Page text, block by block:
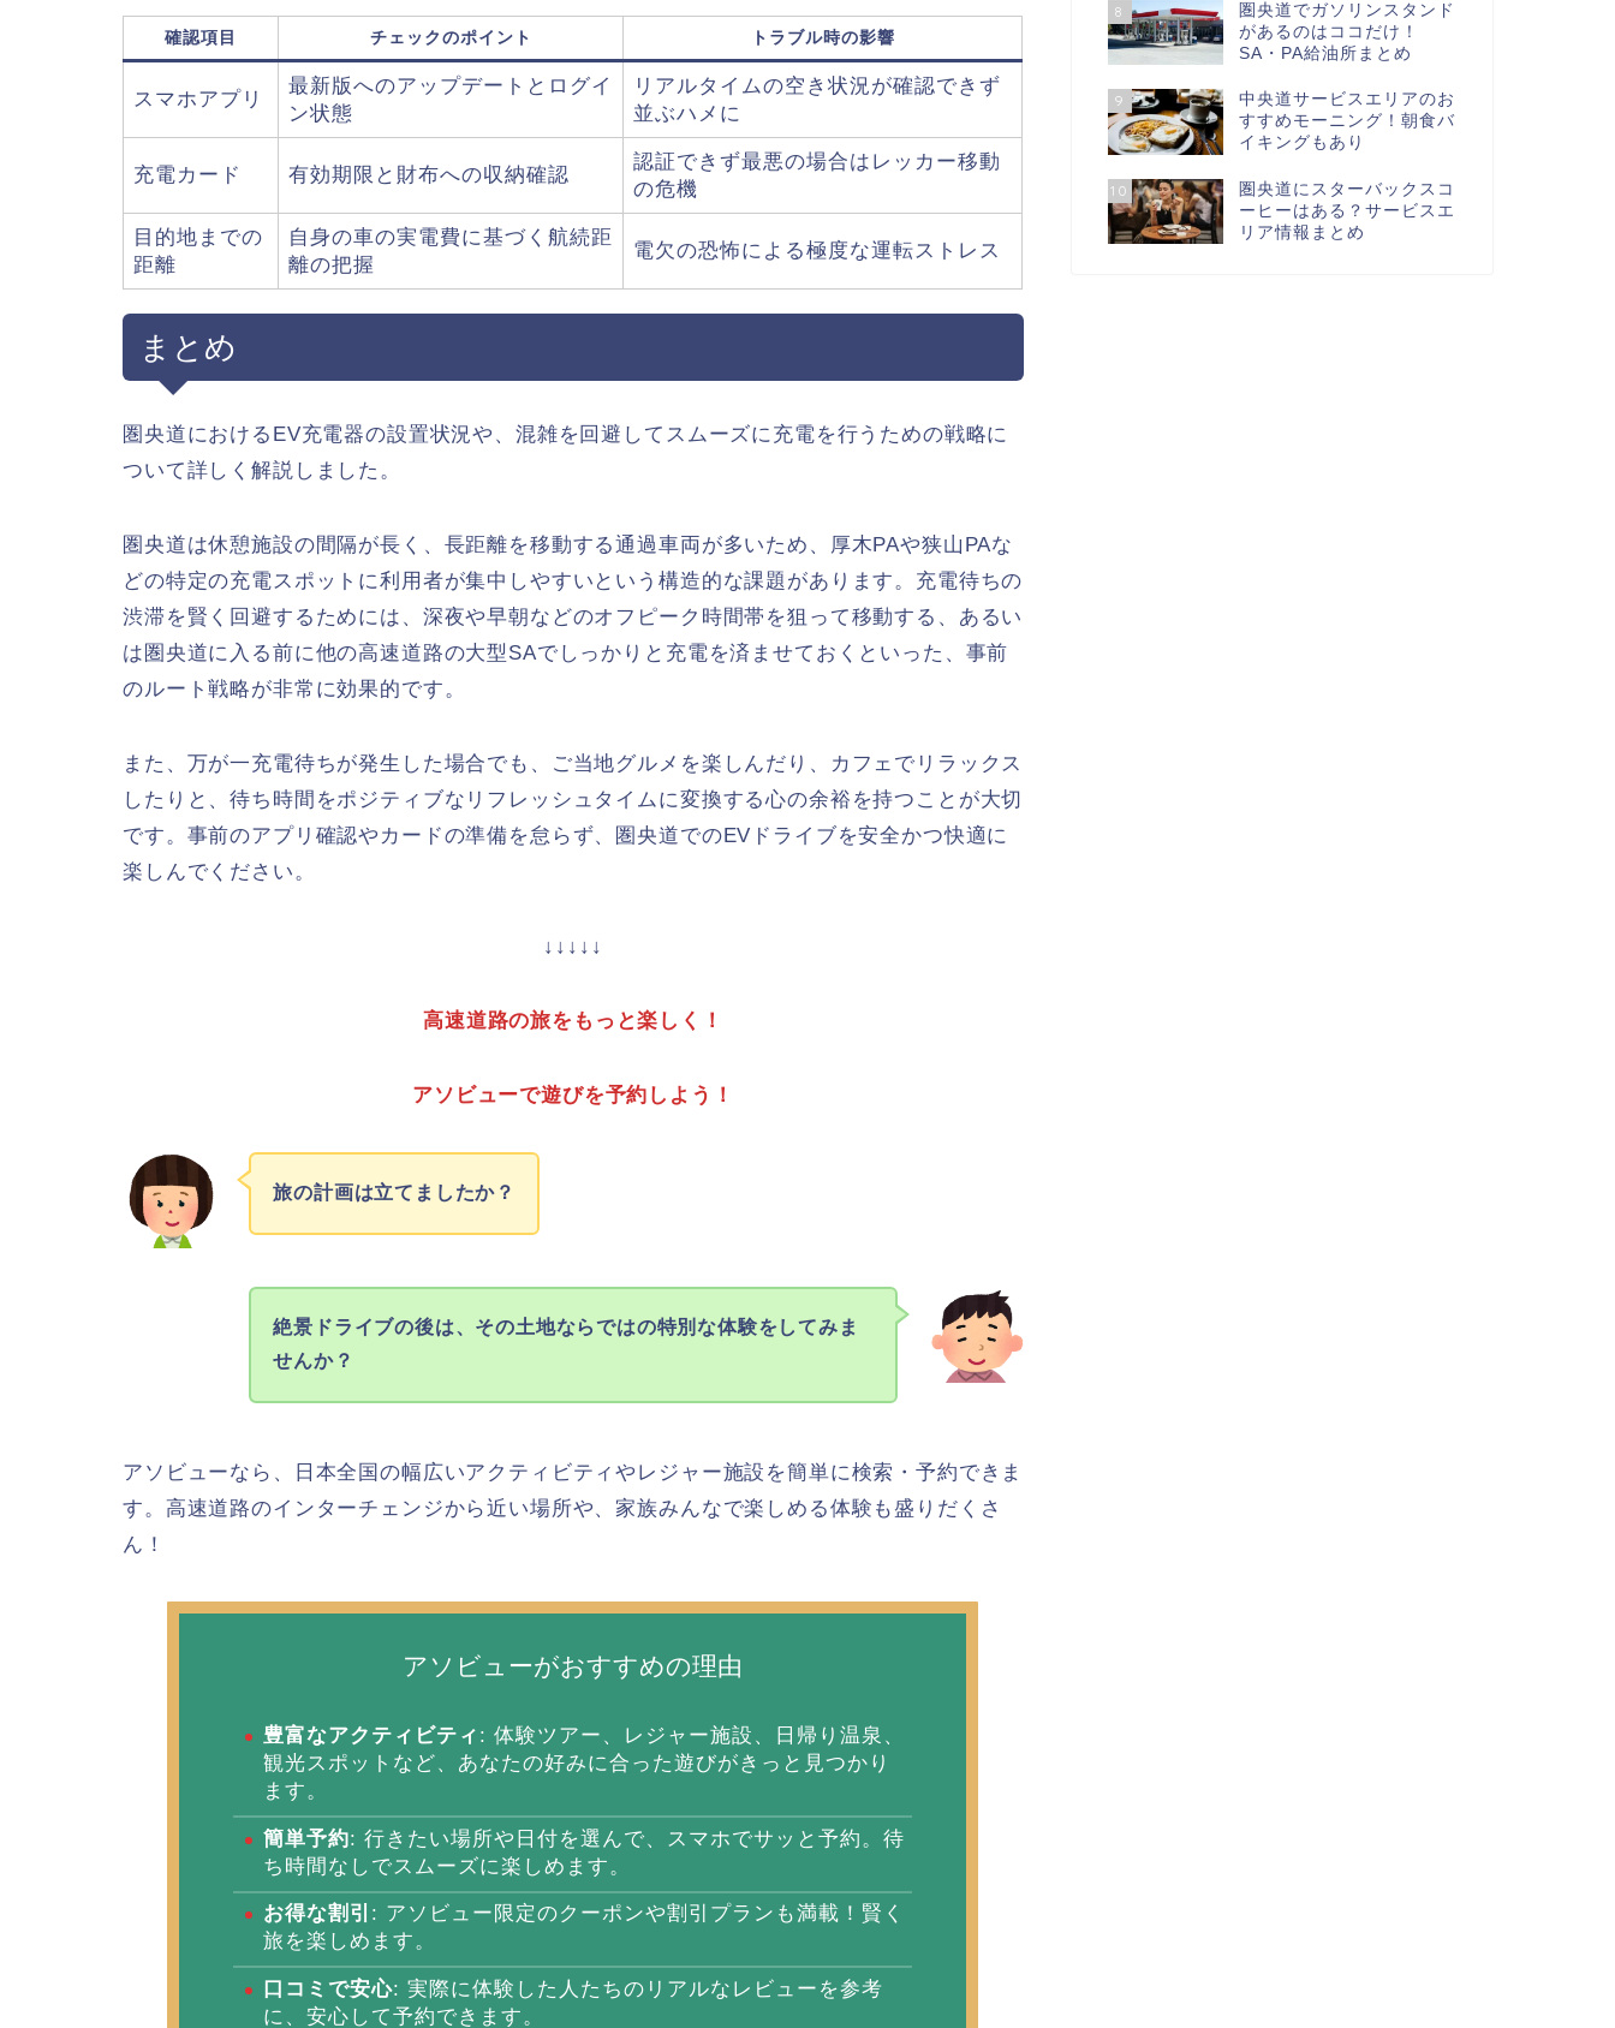
確認項目 チェックのポイント トラブル時の影響
スマホアプリ
最新版へのアップデートとログイ
ン状態
リアルタイムの空き状況が確認できず
並ぶハメに
充電カード 有効期限と財布への収納確認
認証できず最悪の場合はレッカー移動
の危機
目的地までの
距離
自身の車の実電費に基づく航続距
離の把握
電欠の恐怖による極度な運転ストレス
まとめ
圏央道におけるEV充電器の設置状況や、混雑を回避してスムーズに充電を行うための戦略に
ついて詳しく解説しました。
圏央道は休憩施設の間隔が長く、長距離を移動する通過車両が多いため、厚木PAや狭山PAな
どの特定の充電スポットに利用者が集中しやすいという構造的な課題があります。充電待ちの
渋滞を賢く回避するためには、深夜や早朝などのオフピーク時間帯を狙って移動する、あるい
は圏央道に入る前に他の高速道路の大型SAでしっかりと充電を済ませておくといった、事前
のルート戦略が非常に効果的です。
また、万が一充電待ちが発生した場合でも、ご当地グルメを楽しんだり、カフェでリラックス
したりと、待ち時間をポジティブなリフレッシュタイムに変換する心の余裕を持つことが大切
です。事前のアプリ確認やカードの準備を怠らず、圏央道でのEVドライブを安全かつ快適に
楽しんでください。
↓↓↓↓↓
高速道路の旅をもっと楽しく！
アソビューで遊びを予約しよう！
旅の計画は立てましたか？
絶景ドライブの後は、その土地ならではの特別な体験をしてみま
せんか？
アソビューなら、日本全国の幅広いアクティビティやレジャー施設を簡単に検索・予約できま
す。高速道路のインターチェンジから近い場所や、家族みんなで楽しめる体験も盛りだくさ
ん！
アソビューがおすすめの理由
豊富なアクティビティ : 体験ツアー、レジャー施設、日帰り温泉、
観光スポットなど、あなたの好みに合った遊びがきっと見つかり
ます。
簡単予約: 行きたい場所や日付を選んで、スマホでサッと予約。待
ち時間なしでスムーズに楽しめます。
お得な割引 : アソビュー限定のクーポンや割引プランも満載！賢く
旅を楽しめます。
口コミで安心: 実際に体験した人たちのリアルなレビューを参考
に、安心して予約できます。
8
圏央道でガソリンスタンド
があるのはココだけ！
SA・PA給油所まとめ
9
中央道サービスエリアのお
すすめモーニング！朝食バ
イキングもあり
10
圏央道にスターバックスコ
ーヒーはある？サービスエ
リア情報まとめ